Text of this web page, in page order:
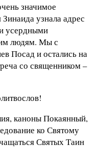
значимое
узнала адрес
усердными
людям. Мы с
Посад и остались на
со священником –
каноны Покаянный,
ко Святому
Святых Таин